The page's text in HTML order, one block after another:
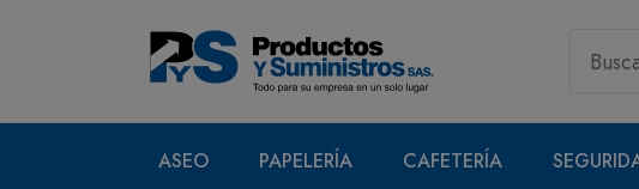
ASEO PAPELERÍA CAFETERÍA